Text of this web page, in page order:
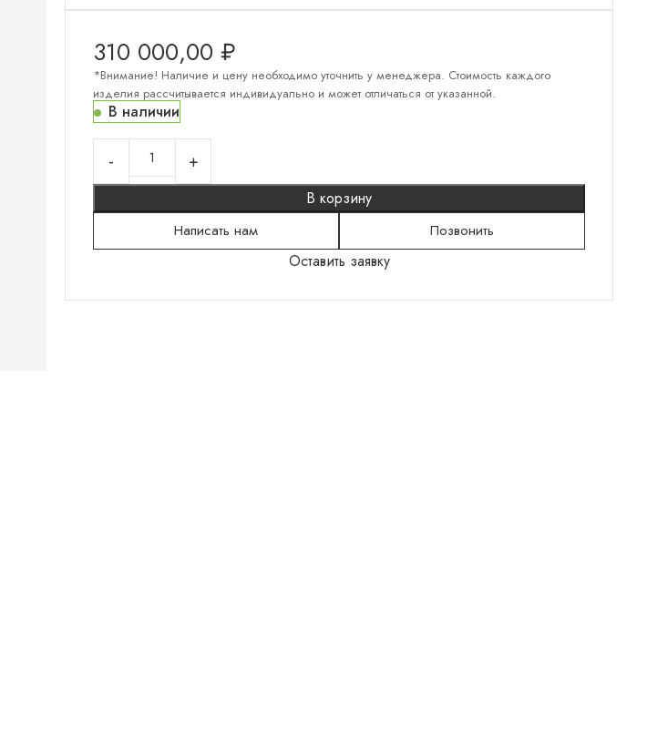
КОЛЛЕКЦИИ "СЕРЕБРО"
Серебряный север
Русский сувенир
Санкт-Петербург
Серебряные браслеты
Подвески
310 000,00 ₽
*Внимание! Наличие и цену необходимо уточнить у менеджера. Стоимость каждого
изделия рассчитывается индивидуально и может отличаться от указанной.
В наличии
В корзину
Написать нам Позвонить
Оставить заявку